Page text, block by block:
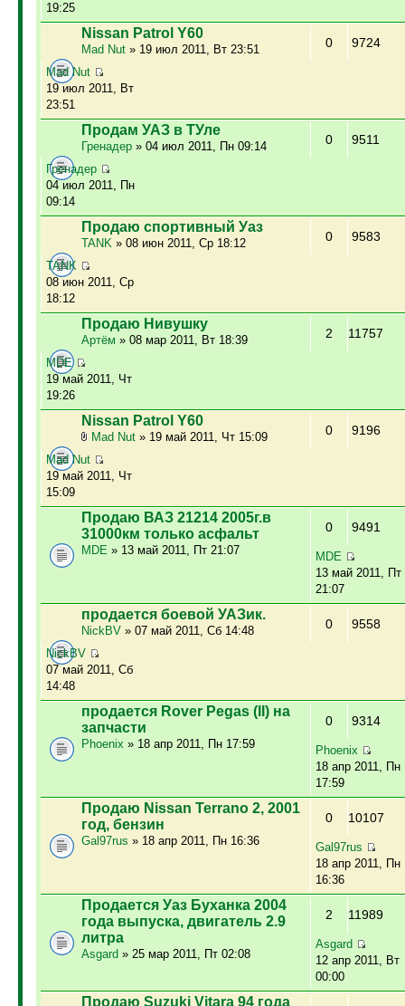
19:25
Nissan Patrol Y60
Mad Nut» 19 июл 2011, Вт 23:51 0 9724
Mad Nut
19 июл 2011, Вт
23:51
Продам УАЗ в ТУле
Гренадер» 04 июл 2011, Пн 09:14 0 9511
Гренадер
04 июл 2011, Пн
09:14
Продаю спортивный Уаз
TANK» 08 июн 2011, Ср 18:12 0 9583
TANK
08 июн 2011, Ср
18:12
Продаю Нивушку
Артём » 08 мар 2011, Вт 18:39 2 11757
MDE
19 май 2011, Чт
19:26
Nissan Patrol Y60
Mad Nut» 19 май 2011, Чт 15:09 0 9196
Mad Nut
19 май 2011, Чт
15:09
Продаю ВАЗ 21214 2005г.в
31000км только асфальт
MDE » 13 май 2011, Пт 21:07
0 9491
MDE
13 май 2011, Пт
21:07
продается боевой УАЗик.
NickBV» 07 май 2011, Сб 14:48 0 9558
NickBV
07 май 2011, Сб
14:48
продается Rover Pegas (II) на
запчасти
Phoenix » 18 апр 2011, Пн 17:59
0 9314
Phoenix
18 апр 2011, Пн
17:59
Продаю Nissan Terrano 2, 2001
год, бензин
Gal97rus » 18 апр 2011, Пн 16:36
0 10107
Gal97rus
18 апр 2011, Пн
16:36
Продается Уаз Буханка 2004
года выпуска, двигатель 2.9
литра
Asgard » 25 мар 2011, Пт 02:08
2 11989
Asgard
12 апр 2011, Вт
00:00
Продаю Suzuki Vitara 94 года